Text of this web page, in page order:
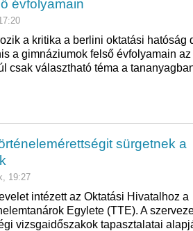
évfolyamain
a kritika a berlini oktatási hatóság
a gimnáziumok felső évfolyamain
csak választható téma a
sürgetnek a
19:27
intézett az Oktatási Hivatalhoz a
Egylete (TTE). A
vizsgaidőszakok tapasztalatai